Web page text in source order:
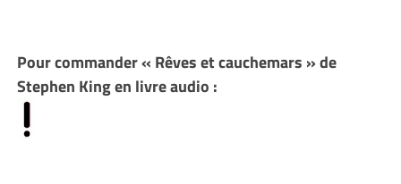
Pour commander « Rêves et cauchemars » de
Stephen King en livre audio :